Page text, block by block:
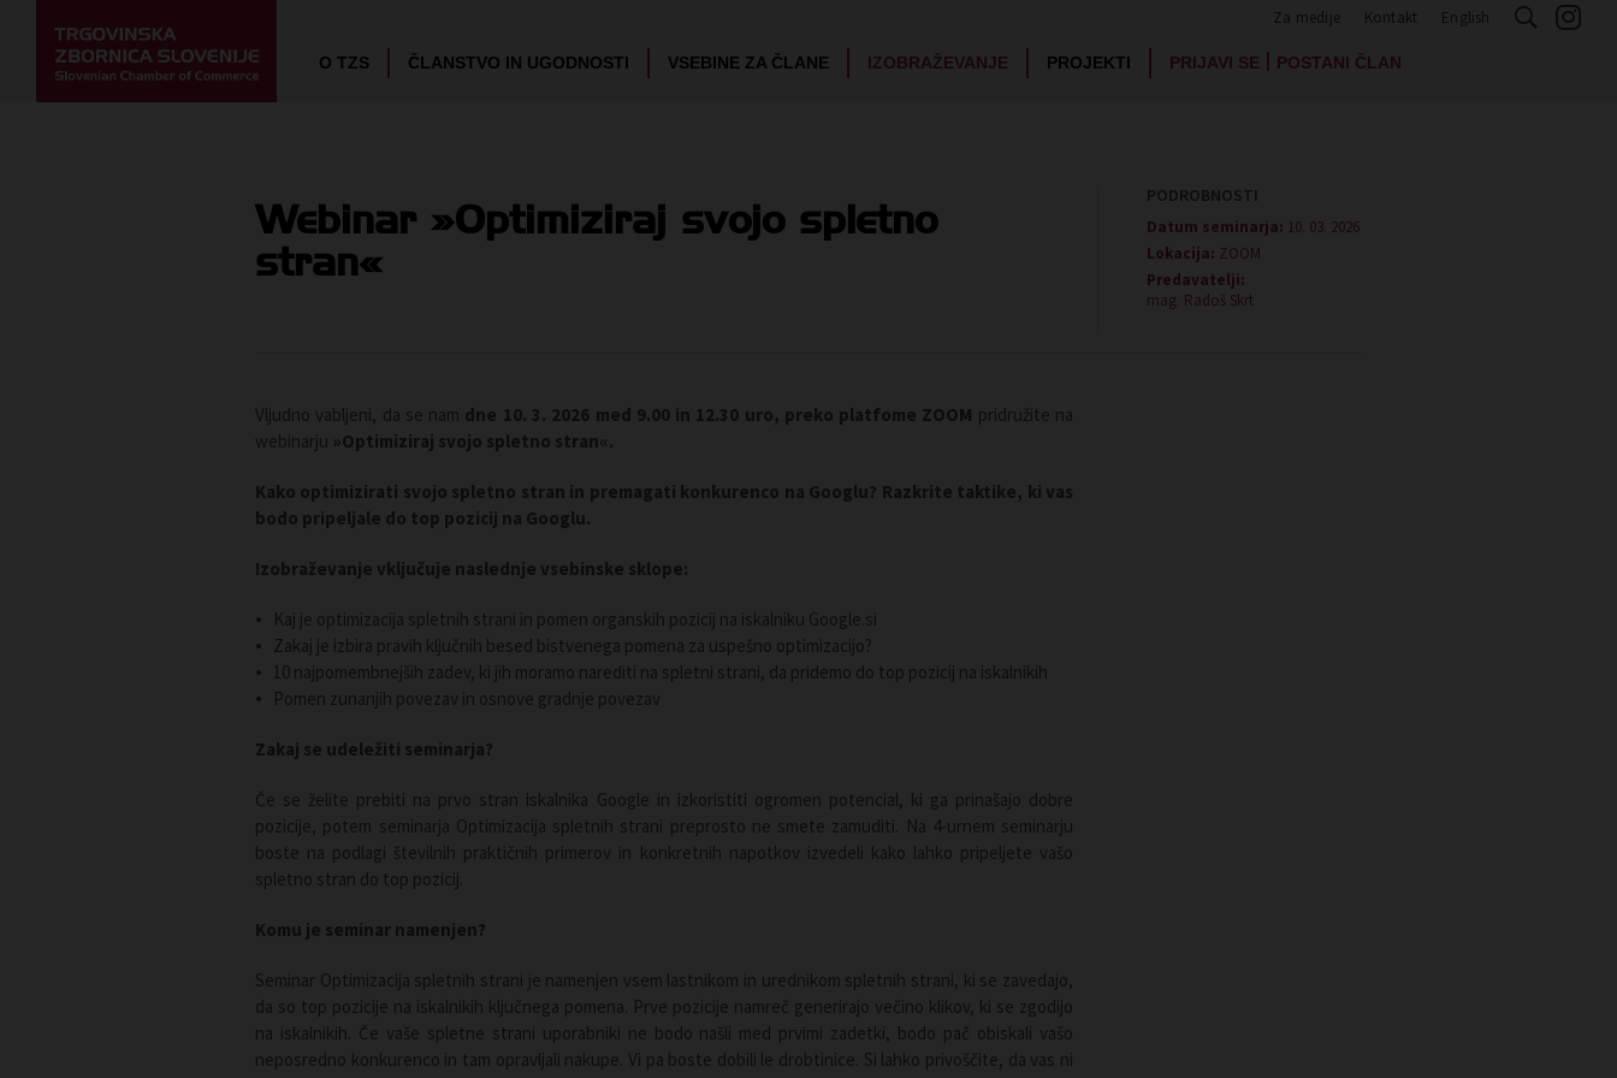
O TZS ČLANSTVO IN UGODNOSTI VSEBINE ZA ČLANE IZOBRAŽEVANJE PROJEKTI PRIJAVI SE | POSTANI ČLAN
Za medije Kontakt English
Webinar »Optimiziraj svojo spletno
stran«
PODROBNOSTI
Datum seminarja: 10. 03. 2026
Lokacija: ZOOM
Predavatelji:
mag. Radoš Skrt
Vljudno vabljeni, da se nam dne 10. 3. 2026 med 9.00 in 12.30 uro, preko platfome ZOOM pridružite na
webinarju »Optimiziraj svojo spletno stran«.
Kako optimizirati svojo spletno stran in premagati konkurenco na Googlu? Razkrite taktike, ki vas
bodo pripeljale do top pozicij na Googlu.
Izobraževanje vključuje naslednje vsebinske sklope:
Kaj je optimizacija spletnih strani in pomen organskih pozicij na iskalniku Google.si
Zakaj je izbira pravih ključnih besed bistvenega pomena za uspešno optimizacijo?
10 najpomembnejših zadev, ki jih moramo narediti na spletni strani, da pridemo do top pozicij na iskalnikih
Pomen zunanjih povezav in osnove gradnje povezav
Zakaj se udeležiti seminarja?
Če se želite prebiti na prvo stran iskalnika Google in izkoristiti ogromen potencial, ki ga prinašajo dobre
pozicije, potem seminarja Optimizacija spletnih strani preprosto ne smete zamuditi. Na 4-urnem seminarju
boste na podlagi številnih praktičnih primerov in konkretnih napotkov izvedeli kako lahko pripeljete vašo
spletno stran do top pozicij.
Komu je seminar namenjen?
Seminar Optimizacija spletnih strani je namenjen vsem lastnikom in urednikom spletnih strani, ki se zavedajo,
da so top pozicije na iskalnikih ključnega pomena. Prve pozicije namreč generirajo večino klikov, ki se zgodijo
na iskalnikih. Če vaše spletne strani uporabniki ne bodo našli med prvimi zadetki, bodo pač obiskali vašo
neposredno konkurenco in tam opravljali nakupe. Vi pa boste dobili le drobtinice. Si lahko privoščite, da vas ni